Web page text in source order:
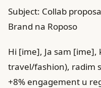
Subject: Collab
Brand na Roposo
Hi [ime], Ja sam [ime],
travel/fashion), radim
+8% engagement u